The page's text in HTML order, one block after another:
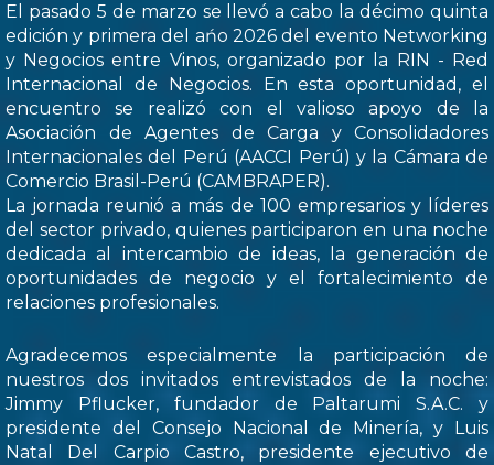
El pasado 5 de marzo se llevó a cabo la décimo quinta
edición y primera del ańo 2026 del evento Networking
y Negocios entre Vinos, organizado por la RIN - Red
Internacional de Negocios. En esta oportunidad, el
encuentro se realizó con el valioso apoyo de la
Asociación de Agentes de Carga y Consolidadores
Internacionales del Perú (AACCI Perú) y la Cámara de
Comercio Brasil-Perú (CAMBRAPER).
La jornada reunió a más de 100 empresarios y líderes
del sector privado, quienes participaron en una noche
dedicada al intercambio de ideas, la generación de
oportunidades de negocio y el fortalecimiento de
relaciones profesionales.
Agradecemos especialmente la participación de
nuestros dos invitados entrevistados de la noche:
Jimmy Pflucker, fundador de Paltarumi S.A.C. y
presidente del Consejo Nacional de Minería, y Luis
Natal Del Carpio Castro, presidente ejecutivo de